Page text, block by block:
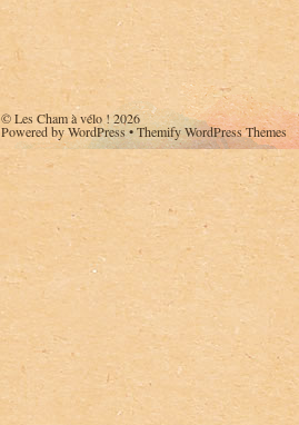
©Les Cham à vélo !2026
Powered byWordPress•Themify WordPress Themes